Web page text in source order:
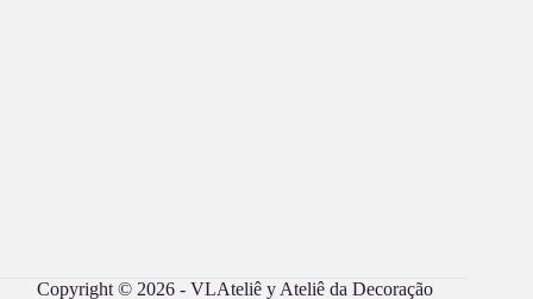
Copyright © 2026 - VLAteliê y Ateliê da Decoração